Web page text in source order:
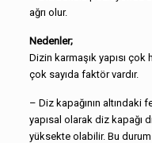
ağrı olur.
Nedenler;
Dizin karmaşık yapısı çok
çok sayıda faktör vardır.
– Diz kapağının altındaki
yapısal olarak diz kapağı
yüksekte olabilir. Bu